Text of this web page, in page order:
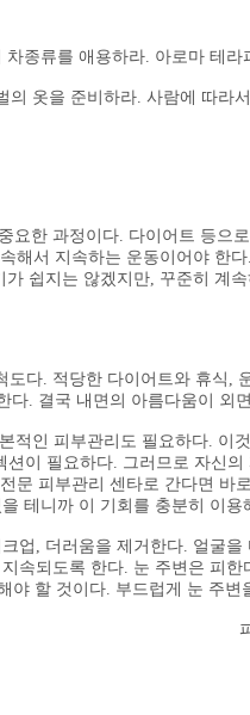
차종류를 애용하라. 아로마 테
의 옷을 준비하라. 사람에 따라
요한 과정이다. 다이어트 등으
해서 지속하는 운동이어야 한
가 쉽지는 않겠지만, 꾸준히 계
도다. 적당한 다이어트와 휴식,
다. 결국 내면의 아름다움이 외
적인 피부관리도 필요하다. 이
션이 필요하다. 그러므로 자신
문 피부관리 센타로 간다면 바
테니까 이 기회를 충분히 이
업, 더러움을 제거한다. 얼굴
속되도록 한다. 눈 주변은 피
야 할 것이다. 부드럽게 눈 주